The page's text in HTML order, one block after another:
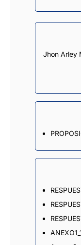
Jhon Arley